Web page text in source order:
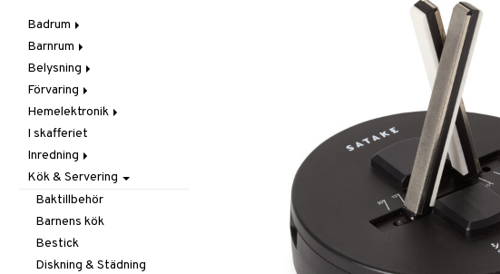
Badrum
Badrumsinredning
Badrumstextilier
Badrumstillbehör
Barnrum
Barnlampor
Barnmöbler
Barnrumsdekoration
Barnrumsförvaring
Barnrumstextilier
Belysning
Belysningstillbehör
Lampor
Bordslampor
Taklampor
LED-ljus
Ljuslyktor & Ljusstakar
Utomhusbelysning
Förvaring
Hängare & krokar
Hyllor
Småförvaring
Småförvaring & Korgar
Väskor
Hemelektronik
Ljud
I skafferiet
Inredning
Dekoration
Böcker
Figurer & Skulpturer
Klockor
Krukor
Doftljus & Doftspridare
Förvaring & Hyllor
Hängare & Krokar
Hyllor
Juldekoration
Ljuslyktor & Ljusstakar
Kök & Servering
Baktillbehör
Barnens kök
Bestick
Diskning & Städning